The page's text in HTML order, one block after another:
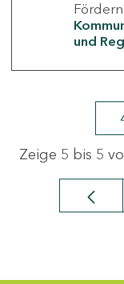
und
Zeige 5 bis 5